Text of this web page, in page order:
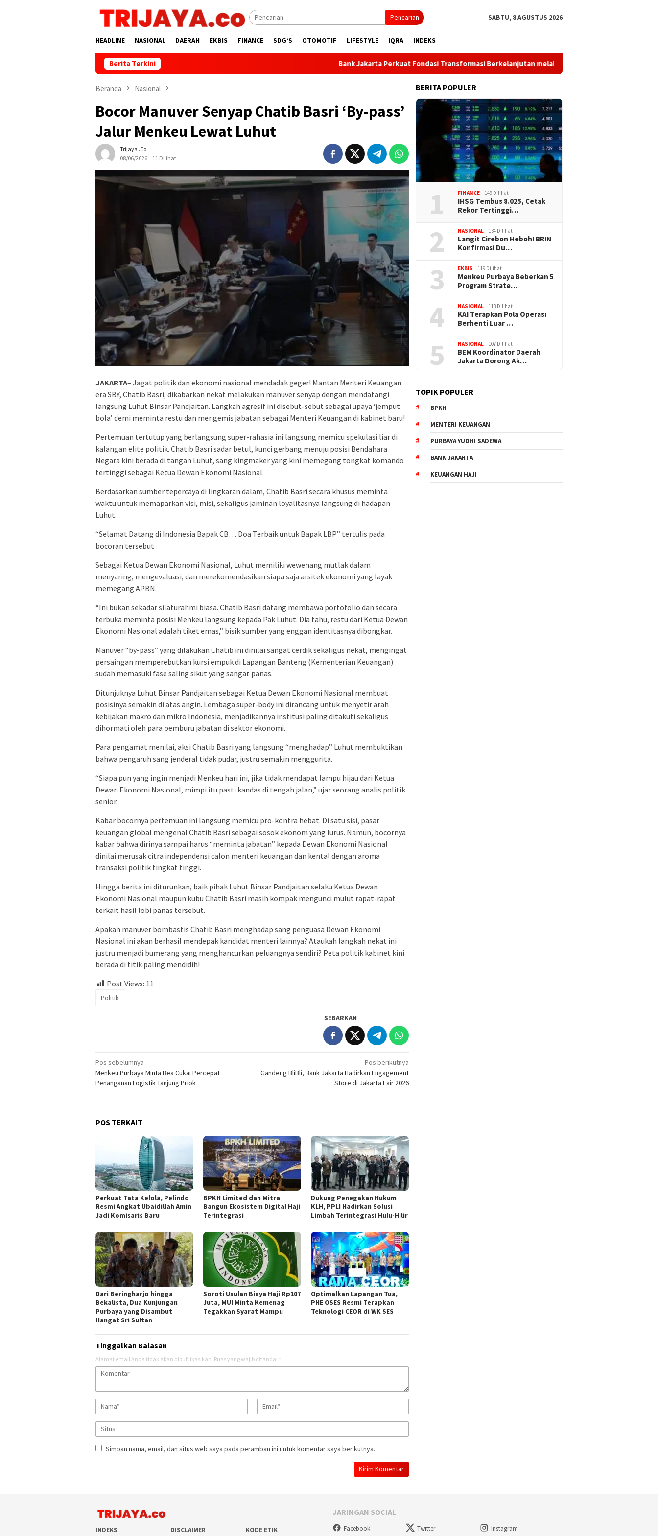
Pencarian SABTU, 8 AGUSTUS 2026
HEADLINE NASIONAL DAERAH EKBIS FINANCE SDG’S OTOMOTIF LIFESTYLE IQRA INDEKS
Berita Terkini Bank Jakarta Perkuat Fondasi Transformasi Berkelanjutan melalui Investasi Talenta Teknologi
Beranda Nasional
Bocor Manuver Senyap Chatib Basri ‘By-pass’
Jalur Menkeu Lewat Luhut
Trijaya .co
08/06/2026
11 Dilihat
JAKARTA– Jagat politik dan ekonomi nasional mendadak geger! Mantan Menteri Keuangan
era SBY, Chatib Basri, dikabarkan nekat melakukan manuver senyap dengan mendatangi
langsung Luhut Binsar Pandjaitan. Langkah agresif ini disebut-sebut sebagai upaya ‘jemput
bola’ demi meminta restu dan mengemis jabatan sebagai Menteri Keuangan di kabinet baru!
Pertemuan tertutup yang berlangsung super-rahasia ini langsung memicu spekulasi liar di
kalangan elite politik. Chatib Basri sadar betul, kunci gerbang menuju posisi Bendahara
Negara kini berada di tangan Luhut, sang kingmaker yang kini memegang tongkat komando
tertinggi sebagai Ketua Dewan Ekonomi Nasional.
Berdasarkan sumber tepercaya di lingkaran dalam, Chatib Basri secara khusus meminta
waktu untuk memaparkan visi, misi, sekaligus jaminan loyalitasnya langsung di hadapan
Luhut.
“Selamat Datang di Indonesia Bapak CB… Doa Terbaik untuk Bapak LBP” tertulis pada
bocoran tersebut
Sebagai Ketua Dewan Ekonomi Nasional, Luhut memiliki wewenang mutlak dalam
menyaring, mengevaluasi, dan merekomendasikan siapa saja arsitek ekonomi yang layak
memegang APBN.
“Ini bukan sekadar silaturahmi biasa. Chatib Basri datang membawa portofolio dan secara
terbuka meminta posisi Menkeu langsung kepada Pak Luhut. Dia tahu, restu dari Ketua Dewan
Ekonomi Nasional adalah tiket emas,” bisik sumber yang enggan identitasnya dibongkar.
Manuver “by-pass” yang dilakukan Chatib ini dinilai sangat cerdik sekaligus nekat, mengingat
persaingan memperebutkan kursi empuk di Lapangan Banteng (Kementerian Keuangan)
sudah memasuki fase saling sikut yang sangat panas.
Ditunjuknya Luhut Binsar Pandjaitan sebagai Ketua Dewan Ekonomi Nasional membuat
posisinya semakin di atas angin. Lembaga super-body ini dirancang untuk menyetir arah
kebijakan makro dan mikro Indonesia, menjadikannya institusi paling ditakuti sekaligus
dihormati oleh para pemburu jabatan di sektor ekonomi.
Para pengamat menilai, aksi Chatib Basri yang langsung “menghadap” Luhut membuktikan
bahwa pengaruh sang jenderal tidak pudar, justru semakin menggurita.
“Siapa pun yang ingin menjadi Menkeu hari ini, jika tidak mendapat lampu hijau dari Ketua
Dewan Ekonomi Nasional, mimpi itu pasti kandas di tengah jalan,” ujar seorang analis politik
senior.
Kabar bocornya pertemuan ini langsung memicu pro-kontra hebat. Di satu sisi, pasar
keuangan global mengenal Chatib Basri sebagai sosok ekonom yang lurus. Namun, bocornya
kabar bahwa dirinya sampai harus “meminta jabatan” kepada Dewan Ekonomi Nasional
dinilai merusak citra independensi calon menteri keuangan dan kental dengan aroma
transaksi politik tingkat tinggi.
Hingga berita ini diturunkan, baik pihak Luhut Binsar Pandjaitan selaku Ketua Dewan
Ekonomi Nasional maupun kubu Chatib Basri masih kompak mengunci mulut rapat-rapat
terkait hasil lobi panas tersebut.
Apakah manuver bombastis Chatib Basri menghadap sang penguasa Dewan Ekonomi
Nasional ini akan berhasil mendepak kandidat menteri lainnya? Ataukah langkah nekat ini
justru menjadi bumerang yang menghancurkan peluangnya sendiri? Peta politik kabinet kini
berada di titik paling mendidih!
Post Views: 11
Politik
SEBARKAN
Navigasi
pos
Pos sebelumnya
Menkeu Purbaya Minta Bea Cukai Percepat
Penanganan Logistik Tanjung Priok
Pos berikutnya
Gandeng BliBli, Bank Jakarta Hadirkan Engagement
Store di Jakarta Fair 2026
POS TERKAIT
​Perkuat Tata Kelola, Pelindo
Resmi Angkat Ubaidillah Amin
Jadi Komisaris Baru
BPKH Limited dan Mitra
Bangun Ekosistem Digital Haji
Terintegrasi
Dukung Penegakan Hukum
KLH, PPLI Hadirkan Solusi
Limbah Terintegrasi Hulu-Hilir
Dari Beringharjo hingga
Bekalista, Dua Kunjungan
Purbaya yang Disambut
Hangat Sri Sultan
Soroti Usulan Biaya Haji Rp107
Juta, MUI Minta Kemenag
Tegakkan Syarat Mampu
Optimalkan Lapangan Tua,
PHE OSES Resmi Terapkan
Teknologi CEOR di WK SES
Tinggalkan Balasan
Alamat email Anda tidak akan dipublikasikan. Ruas yang wajib ditandai *
Simpan nama, email, dan situs web saya pada peramban ini untuk komentar saya berikutnya.
BERITA POPULER
1 FINANCE 149 Dilihat
IHSG Tembus 8.025, Cetak
Rekor Tertinggi…
2 NASIONAL 134 Dilihat
Langit Cirebon Heboh! BRIN
Konfirmasi Du…
3 EKBIS 119 Dilihat
Menkeu Purbaya Beberkan 5
Program Strate…
4 NASIONAL 113 Dilihat
KAI Terapkan Pola Operasi
Berhenti Luar …
5 NASIONAL 107 Dilihat
BEM Koordinator Daerah
Jakarta Dorong Ak…
TOPIK POPULER
BPKH
MENTERI KEUANGAN
PURBAYA YUDHI SADEWA
BANK JAKARTA
KEUANGAN HAJI
INDEKS DISCLAIMER KODE ETIK
JARINGAN SOCIAL
Facebook Twitter Instagram